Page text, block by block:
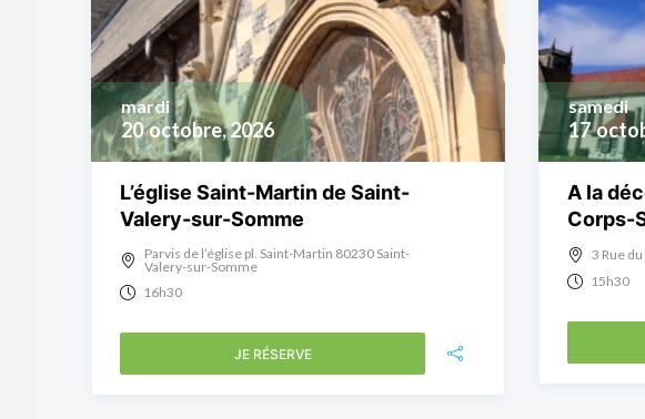
20 octobre, 2026
mardi
L’église Saint-Martin de Saint-
Valery-sur-Somme
Parvis de l’église pl. Saint-Martin 80230 Saint-
Valery-sur-Somme
16h30
JE RÉSERVE
17
samedi
A la
Corps-
3 Rue
15h30